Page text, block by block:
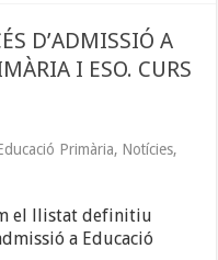
D’ADMISSIÓ A
I ESO. CURS
Primària, Notícies,
el llistat definitiu
a Educació